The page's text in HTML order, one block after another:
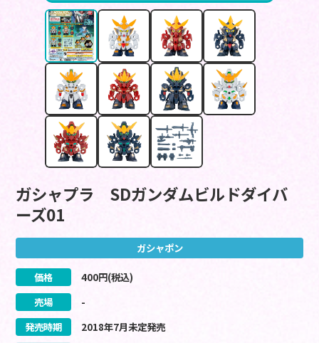
ガシャプラ SDガンダムビルドダイバ
ーズ01
ガシャポン
価格 400円(税込)
売場
-
発売時期
2018年7月未定発売